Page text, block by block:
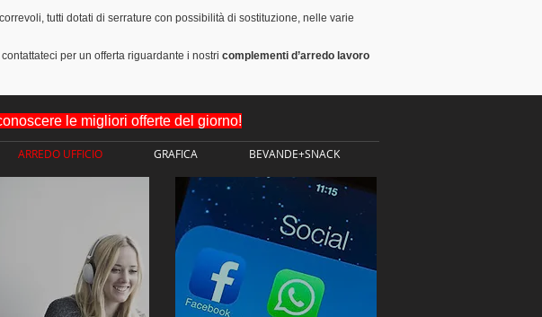
tutti dotati di serrature con possibilità di sostituzione, nelle varie
per un offerta riguardante i nostri complementi d’arredo lavoro
le migliori offerte del giorno!
ARREDO UFFICIO GRAFICA BEVANDE+SNACK